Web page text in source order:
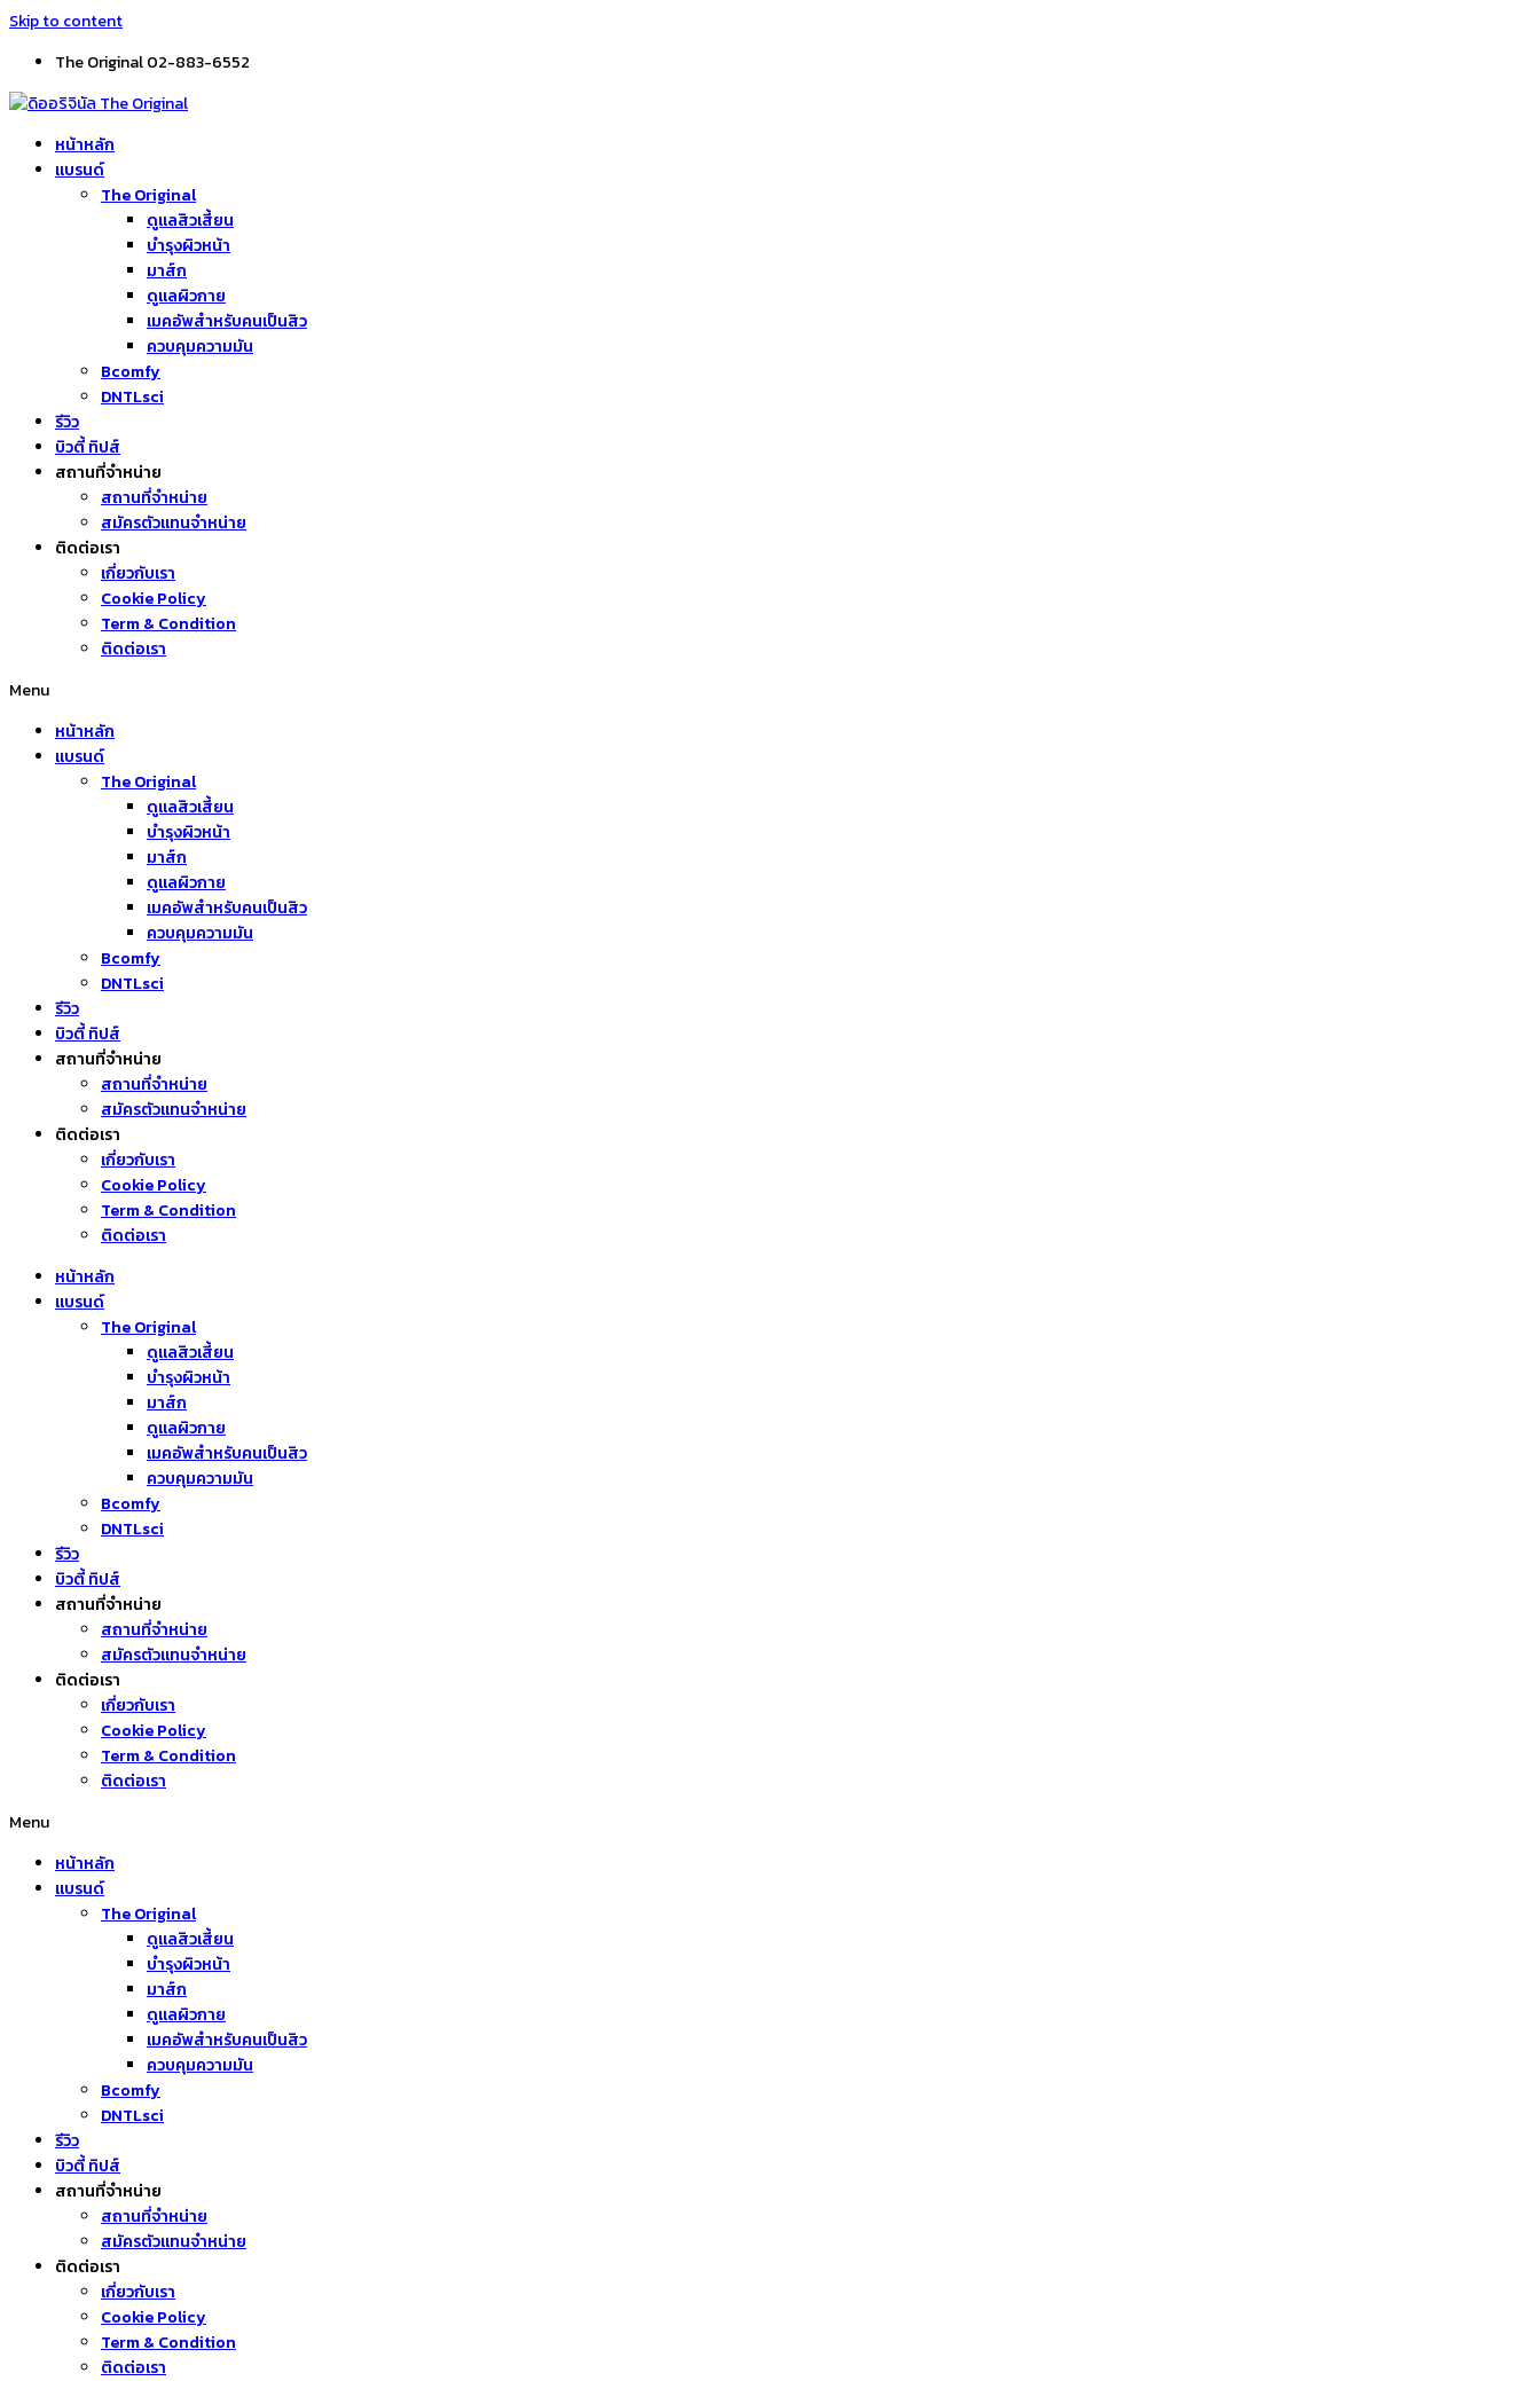
Skip to content
The Original 02-883-6552
หน้าหลัก
แบรนด์
The Original
ดูแลสิวเสี้ยน
บำรุงผิวหน้า
มาส์ก
ดูแลผิวกาย
เมคอัพสำหรับคนเป็นสิว
ควบคุมความมัน
Bcomfy
DNTLsci
รีวิว
บิวตี้ ทิปส์
สถานที่จำหน่าย
สถานที่จำหน่าย
สมัครตัวแทนจำหน่าย
ติดต่อเรา
เกี่ยวกับเรา
Cookie Policy
Term & Condition
ติดต่อเรา
Menu
หน้าหลัก
แบรนด์
The Original
ดูแลสิวเสี้ยน
บำรุงผิวหน้า
มาส์ก
ดูแลผิวกาย
เมคอัพสำหรับคนเป็นสิว
ควบคุมความมัน
Bcomfy
DNTLsci
รีวิว
บิวตี้ ทิปส์
สถานที่จำหน่าย
สถานที่จำหน่าย
สมัครตัวแทนจำหน่าย
ติดต่อเรา
เกี่ยวกับเรา
Cookie Policy
Term & Condition
ติดต่อเรา
หน้าหลัก
แบรนด์
The Original
ดูแลสิวเสี้ยน
บำรุงผิวหน้า
มาส์ก
ดูแลผิวกาย
เมคอัพสำหรับคนเป็นสิว
ควบคุมความมัน
Bcomfy
DNTLsci
รีวิว
บิวตี้ ทิปส์
สถานที่จำหน่าย
สถานที่จำหน่าย
สมัครตัวแทนจำหน่าย
ติดต่อเรา
เกี่ยวกับเรา
Cookie Policy
Term & Condition
ติดต่อเรา
Menu
หน้าหลัก
แบรนด์
The Original
ดูแลสิวเสี้ยน
บำรุงผิวหน้า
มาส์ก
ดูแลผิวกาย
เมคอัพสำหรับคนเป็นสิว
ควบคุมความมัน
Bcomfy
DNTLsci
รีวิว
บิวตี้ ทิปส์
สถานที่จำหน่าย
สถานที่จำหน่าย
สมัครตัวแทนจำหน่าย
ติดต่อเรา
เกี่ยวกับเรา
Cookie Policy
Term & Condition
ติดต่อเรา